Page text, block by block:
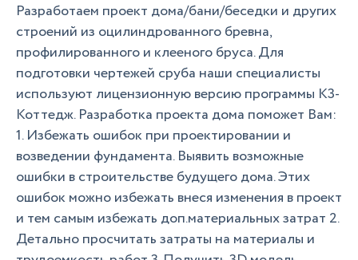
Разработаем проект дома/бани/беседки и других
строений из оцилиндрованного бревна,
профилированного и клееного бруса. Для
подготовки чертежей сруба наши специалисты
используют лицензионную версию программы К3-
Коттедж. Разработка проекта дома поможет Вам:
1. Избежать ошибок при проектировании и
возведении фундамента. Выявить возможные
ошибки в строительстве будущего дома. Этих
ошибок можно избежать внеся изменения в проект
и тем самым избежать доп.материальных затрат 2.
Детально просчитать затраты на материалы и